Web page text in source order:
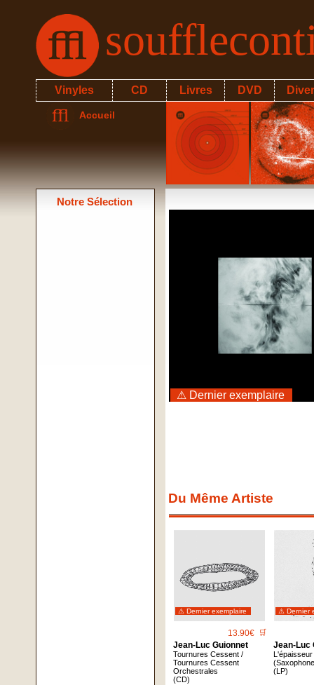
Vinyles CD Livres DVD
Accueil
Notre Sélection
⚠ Dernier exemplaire
Du Même Artiste
⚠ Dernier exemplaire
13.90€ 🛒
Jean-Luc Guionnet
Tournures Cessent /
Tournures Cessent
Orchestrales
(CD)
⚠ Dernier
Jean-Luc
(LP)